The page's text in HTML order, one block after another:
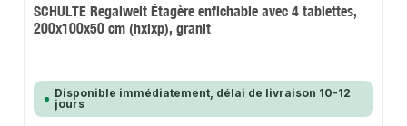
SCHULTE Regalwelt Étagère enfichable avec 4 tablettes,
200x100x50 cm (hxlxp), granit
Disponible immédiatement, délai de livraison 10-12
jours